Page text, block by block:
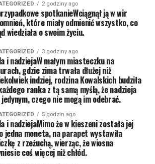
2 godziny ago
spotkanieWciągnął ją w wir
które miały odmienić wszystko, co
wiedziała o swoim życiu.
3 godziny ago
i nadziejaW małym miasteczku na
gdzie zima trwała dłużej niż
indziej, rodzina Kowalskich budziła
ranka z tą samą myślą, że nadzieja
czego nie mogą im odebrać.
5 godzin ago
i nadziejaMimo że w kieszeni została jej
jedna moneta, na parapet wystawiła
z rzeżuchą, wierząc, że wiosna
coś więcej niż chłód.